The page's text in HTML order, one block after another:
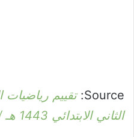
Source: تقييم
الثاني الابتدائي 1443 هـ / 2022 م